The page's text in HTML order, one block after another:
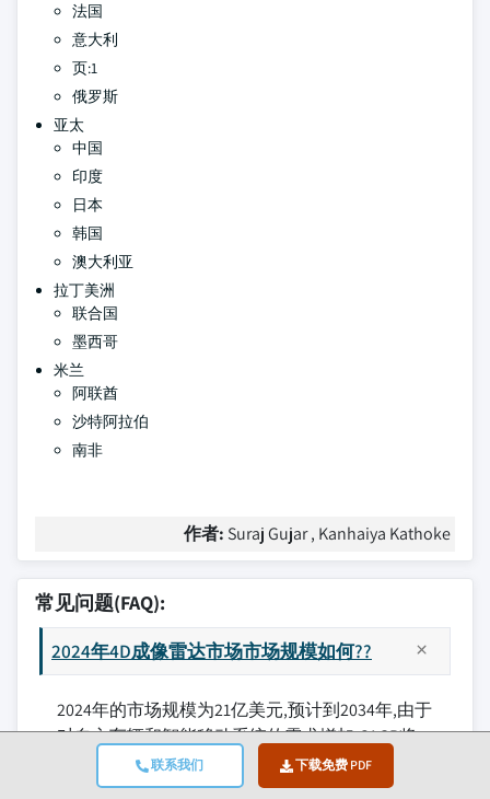
联系我们 下载免费 PDF
法国
意大利
页:1
俄罗斯
亚太
中国
印度
日本
韩国
澳大利亚
拉丁美洲
联合国
墨西哥
米兰
阿联酋
沙特阿拉伯
南非
作者: Suraj Gujar , Kanhaiya Kathoke
常见问题(FAQ):
2024年4D成像雷达市场市场规模如何??
2024年的市场规模为21亿美元,预计到2034年,由于
对自主车辆和智能移动系统的需求增加,CAGR将
达到21.3%.